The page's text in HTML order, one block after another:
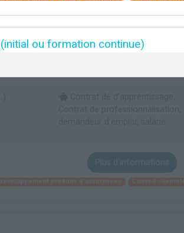
ou formation continue)
Plus d'informations